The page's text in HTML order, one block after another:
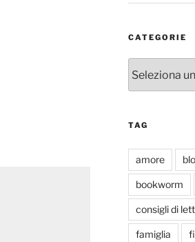
CATEGORIE
TAG
amore
bookworm
consigli di
famiglia